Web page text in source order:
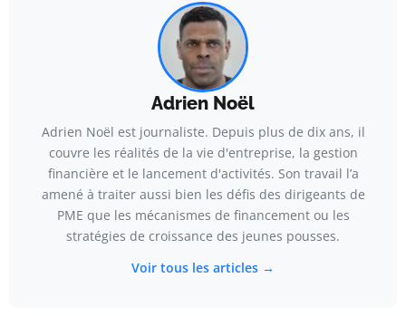
Adrien Noël
Adrien Noël est journaliste. Depuis plus de dix ans, il
couvre les réalités de la vie d'entreprise, la gestion
financière et le lancement d'activités. Son travail l’a
amené à traiter aussi bien les défis des dirigeants de
PME que les mécanismes de financement ou les
stratégies de croissance des jeunes pousses.
Voir tous les articles →